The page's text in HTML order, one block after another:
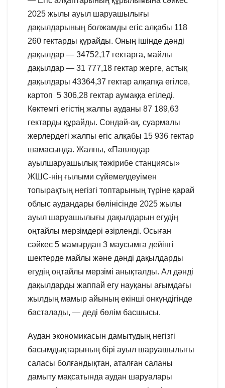
2025 жылы ауыл шаруашылығы
дақылдарының болжамды егіс алқабы 118
260 гектарды құрайды. Оның ішінде дәнді
дақылдар — 34752,17 гектарға, майлы
дақылдар — 31 777,18 гектар жерге, астық
дақылдары 43364,37 гектар алқапқа егілсе,
картоп 5 306,28 гектар аумаққа егіледі.
Көктемгі егістің жалпы ауданы 87 189,63
гектарды құрайды. Сондай-ақ, суармалы
жерлердегі жалпы егіс алқабы 15 936 гектар
шамасында. Жалпы, «Павлодар
ауылшаруашылық тәжірибе станциясы»
ЖШС-нің ғылыми сүйемелдеуімен
топырақтың негізгі топтарының түріне қарай
облыс аудандары бөлінісінде 2025 жылы
ауыл шаруашылығы дақылдарын егудің
оңтайлы мерзімдері әзірленді. Осыған
сәйкес 5 мамырдан 3 маусымға дейінгі
шектерде майлы және дәнді дақылдарды
егудің оңтайлы мерзімі анықталды. Ал дәнді
дақылдарды жаппай егу науқаны ағымдағы
жылдың мамыр айының екінші онкүндігінде
басталады, — деді бөлім басшысы.
Аудан экономикасын дамытудың негізгі
басымдықтарының бірі ауыл шаруашылығы
саласы болғандықтан, аталған саланы
дамыту мақсатында аудан шаруалары